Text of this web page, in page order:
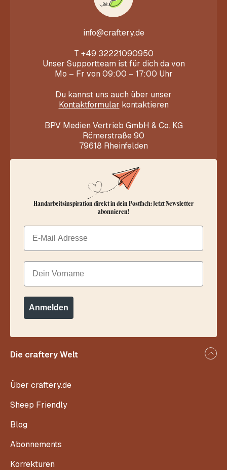
info@craftery.de
T +49 32221090950
Unser Supportteam ist für dich da von
Mo – Fr von 09:00 – 17:00 Uhr
Du kannst uns auch über unser
Kontaktformular kontaktieren
BPV Medien Vertrieb GmbH & Co. KG
Römerstraße 90
79618 Rheinfelden
Die craftery Welt
Über craftery.de
Sheep Friendly
Blog
Abonnements
Korrekturen
Handarbeitsinspiration direkt in dein Postfach: Jetzt Newsletter
abonnieren!
Email
Dein Vorname
Anmelden